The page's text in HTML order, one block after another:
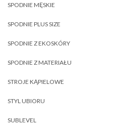
SPODNIE MĘSKIE
SPODNIE PLUS SIZE
SPODNIE Z EKOSKÓRY
SPODNIE Z MATERIAŁU
STROJE KĄPIELOWE
STYL UBIORU
SUBLEVEL